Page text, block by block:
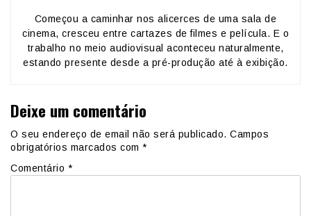
Começou a caminhar nos alicerces de uma sala de
cinema, cresceu entre cartazes de filmes e película. E o
trabalho no meio audiovisual aconteceu naturalmente,
estando presente desde a pré-produção até à exibição.
Deixe um comentário
O seu endereço de email não será publicado. Campos
obrigatórios marcados com *
Comentário *